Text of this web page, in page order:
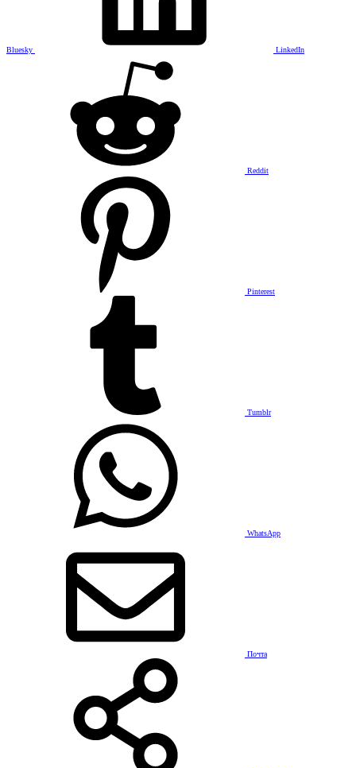
Bluesky LinkedIn
Reddit
Pinterest
Tumblr
WhatsApp
Почта